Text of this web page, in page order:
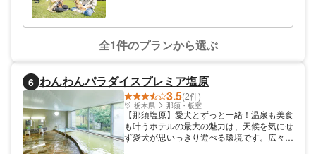
る「子犬の子育てルーム」などがあります。
ドッグランやプールは中・大型犬と小型犬で
エリアが分けられており、飼い主が安心して
ゃんも一緒に食事ができ、わんちゃん用の特
別メニューも用意されている「ドッグカフ
ェ」もあります。世界の名犬牧場へは、関越
自動車道「赤城IC」から車で約15分です。
アソビューでは、世界の名犬牧場のお得なク
ーポンを販売中。通常大人650円の入場料が
全1件のプランから選ぶ
6 わんわんパラダイスプレミア塩原
3.5(2件)
栃木県 那須・板室
【那須塩原】愛犬とずっと一緒！温泉も美食
も叶うホテルの最大の魅力は、天候を気にせ
ず愛犬が思いっきり遊べる環境です。広々と